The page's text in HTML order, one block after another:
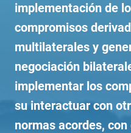
implementación de
compromisos
multilaterales y
negociación
implementar los
su interactuar con
normas acordes,